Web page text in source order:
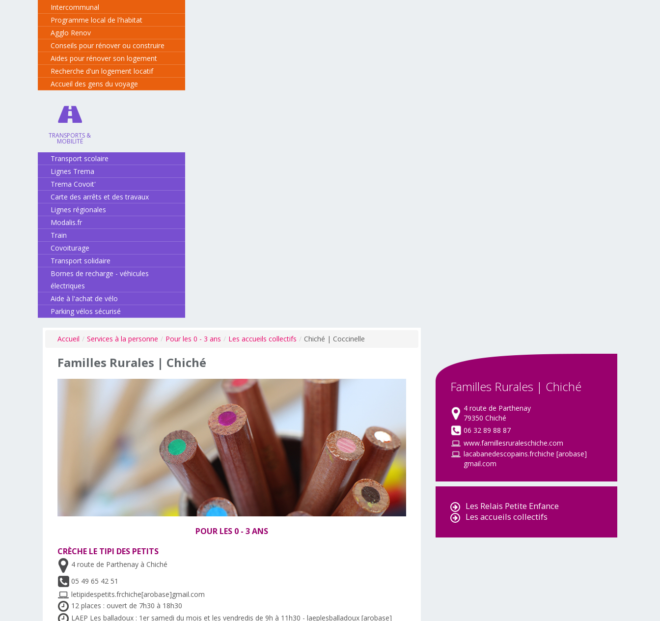
Intercommunal
Programme local de l'habitat
Agglo Renov
Conseils pour rénover ou construire
Aides pour rénover son logement
Recherche d'un logement locatif
Accueil des gens du voyage
TRANSPORTS &
MOBILITÉ
Transport scolaire
Lignes Trema
Trema Covoit'
Carte des arrêts et des travaux
Lignes régionales
Modalis.fr
Train
Covoiturage
Transport solidaire
Bornes de recharge - véhicules
électriques
Aide à l'achat de vélo
Parking vélos sécurisé
Accueil / Services à la personne / Pour les 0 - 3 ans / Les accueils collectifs / Chiché | Coccinelle
Familles Rurales | Chiché
POUR LES 0 - 3 ANS
CRÈCHE LE TIPI DES PETITS
4 route de Parthenay à Chiché
05 49 65 42 51
letipidespetits.frchiche[arobase]gmail.com
12 places : ouvert de 7h30 à 18h30
LAEP Les balladoux : 1er samedi du mois et les vendredis de 9h à 11h30 - laeplesballadoux [arobase]
Familles Rurales | Chiché
4 route de Parthenay
79350 Chiché
06 32 89 88 87
www.famillesruraleschiche.com
lacabanedescopains.frchiche [arobase]
gmail.com
Les Relais Petite Enfance
Les accueils collectifs